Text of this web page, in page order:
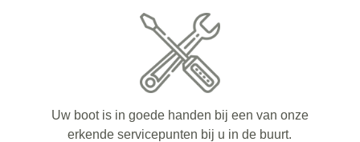
Uw boot is in goede handen bij een van onze
erkende servicepunten bij u in de buurt.